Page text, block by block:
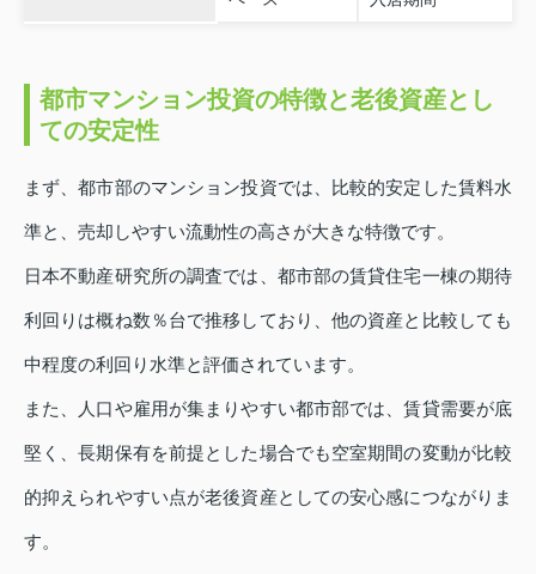
都市マンション投資の特徴と老後資産とし
ての安定性
まず、都市部のマンション投資では、比較的安定した賃料水
準と、売却しやすい流動性の高さが大きな特徴です。
日本不動産研究所の調査では、都市部の賃貸住宅一棟の期待
利回りは概ね数％台で推移しており、他の資産と比較しても
中程度の利回り水準と評価されています。
また、人口や雇用が集まりやすい都市部では、賃貸需要が底
堅く、長期保有を前提とした場合でも空室期間の変動が比較
的抑えられやすい点が老後資産としての安心感につながりま
す。